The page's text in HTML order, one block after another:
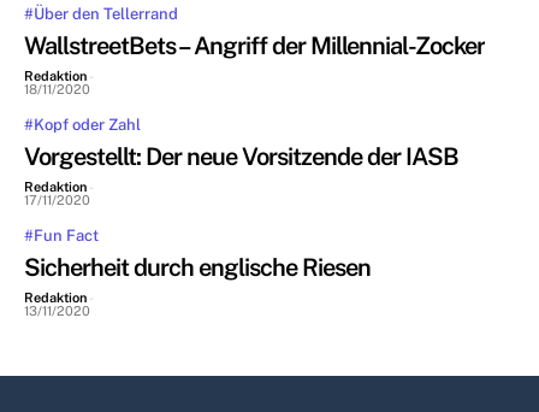
#Über den Tellerrand
WallstreetBets – Angriff der Millennial-Zocker
Redaktion -
18/11/2020
#Kopf oder Zahl
Vorgestellt: Der neue Vorsitzende der IASB
Redaktion -
17/11/2020
#Fun Fact
Sicherheit durch englische Riesen
Redaktion -
13/11/2020